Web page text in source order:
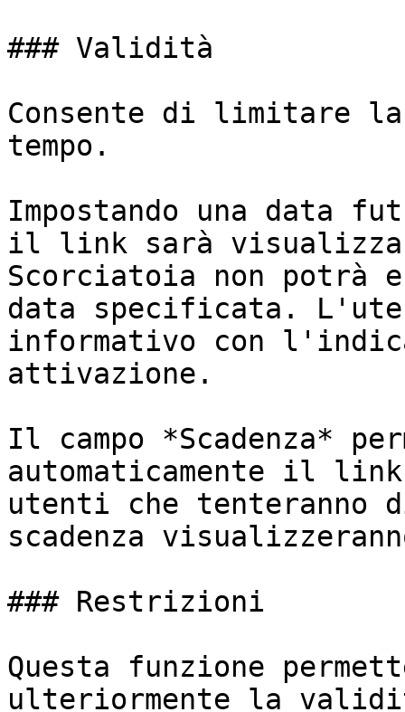
### Validità
Consente di limitare
tempo.
Impostando una data
il link sarà
Scorciatoia non potrà
data specificata.
informativo con
attivazione.
Il campo *Scadenza*
automaticamente il
utenti che
scadenza
### Restrizioni
Questa funzione
ulteriormente la